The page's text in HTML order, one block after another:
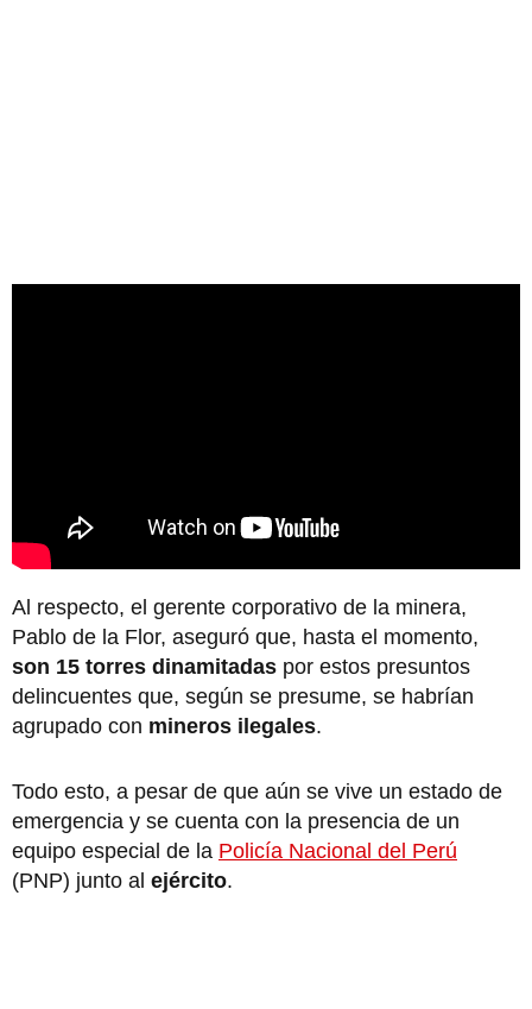
Al respecto, el gerente corporativo de la minera,
Pablo de la Flor, aseguró que, hasta el momento,
son 15 torres dinamitadas por estos presuntos
delincuentes que, según se presume, se habrían
agrupado con mineros ilegales.
Todo esto, a pesar de que aún se vive un estado de
emergencia y se cuenta con la presencia de un
equipo especial de la Policía Nacional del Perú
(PNP) junto al ejército.